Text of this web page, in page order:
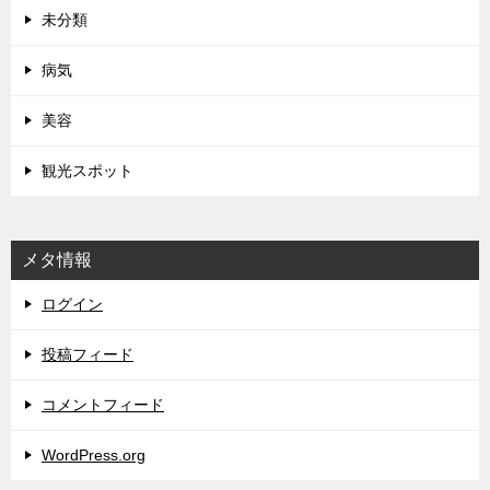
未分類
病気
美容
観光スポット
メタ情報
ログイン
投稿フィード
コメントフィード
WordPress.org